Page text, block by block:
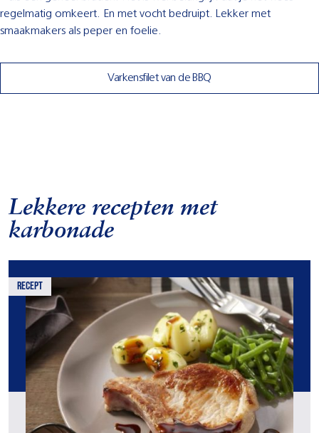
regelmatig omkeert. En met vocht bedruipt. Lekker met
smaakmakers als peper en foelie.
Varkensfilet van de BBQ
Lekkere recepten met
karbonade
recept